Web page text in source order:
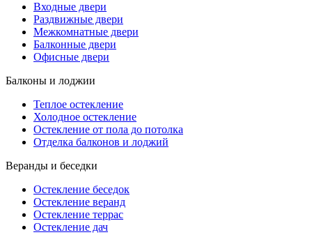
Входные двери
Раздвижные двери
Межкомнатные двери
Балконные двери
Офисные двери
Балконы и лоджии
Теплое остекление
Холодное остекление
Остекление от пола до потолка
Отделка балконов и лоджий
Веранды и беседки
Остекление беседок
Остекление веранд
Остекление террас
Остекление дач